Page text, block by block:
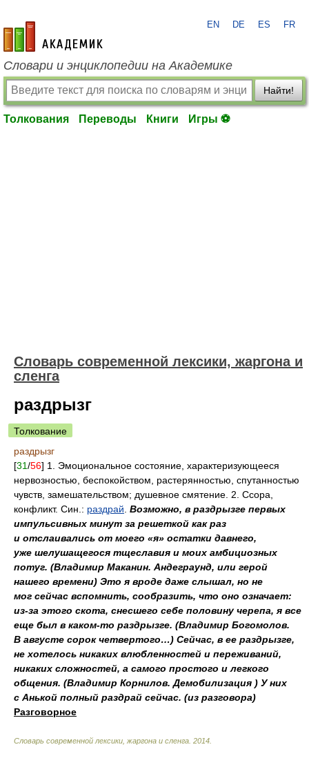
academic.ru
EN DE ES FR
Словари и энциклопедии на Академике
Найти!
Толкования Переводы Книги Игры ⚽
Cловарь современной лексики, жаргона и
сленга
раздрызг
Толкование
раздрызг
[31/56] 1. Эмоциональное состояние, характеризующееся
нервозностью, беспокойством, растерянностью, спутанностью
чувств, замешательством; душевное смятение. 2. Ссора,
конфликт. Син.: раздрай Возможно, в раздрызге первых
импульсивных минут за решеткой как раз
и отслаивались от моего «я» остатки давнего,
уже шелушащегося тщеславия и моих амбициозных
потуг. (Владимир Маканин. Андеграунд, или герой
нашего времени) Это я вроде даже слышал, но не
мог сейчас вспомнить, сообразить, что оно означает:
из-за этого скота, снесшего себе половину черепа, я все
еще был в каком-то раздрызге. (Владимир Богомолов.
В августе сорок четвертого…) Сейчас, в ее раздрызге,
не хотелось никаких влюбленностей и переживаний,
никаких сложностей, а самого простого и легкого
общения. (Владимир Корнилов. Демобилизация ) У них
с Анькой полный раздрай сейчас. (из разговора)
Разговорное
Cловарь современной лексики, жаргона и сленга 2014